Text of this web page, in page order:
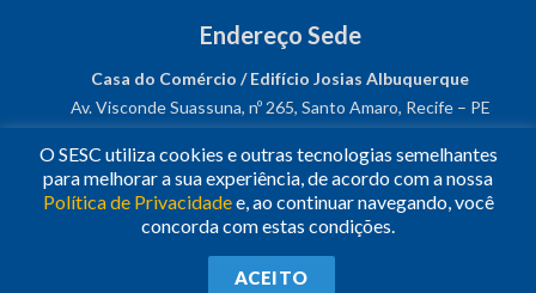
Endereço Sede
Casa do Comércio / Edifício Josias Albuquerque
Av. Visconde Suassuna, nº 265, Santo Amaro, Recife – PE
CNPJ: 03.482.931/0001-61
Siga-nos!
Todos os Direitos Reservados.
O SESC utiliza cookies e outras tecnologias semelhantes
para melhorar a sua experiência, de acordo com a nossa
Política de Privacidadee, ao continuar navegando, você
concorda com estas condições.
ACEITO